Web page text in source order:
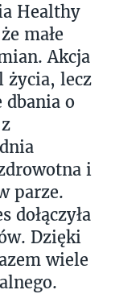
Healthy
małe
Akcja
życia, lecz
o
i
parze.
dołączyła
Dzięki
wiele